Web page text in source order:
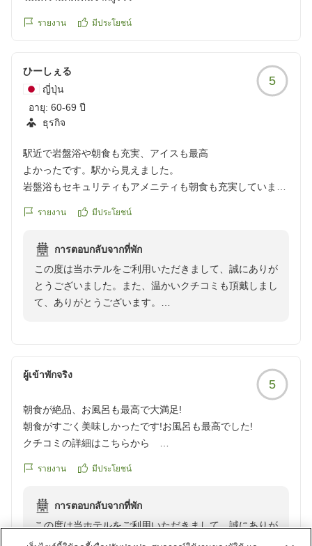
รายงาน มีประโยชน์
ひーしぇる
ญี่ปุ่น
อายุ: 60-69 ปี
ธุรกิจ
5
駅近で岩盤浴や朝食も充実、アイスも最高
よかったです。駅から見えました。
岩盤浴もセキュリティもアメニティも朝食も充実していまし
また機会があれば是非いきたいです。
クチコミの詳細はこちらから
https://review.travel.rakuten.co.jp/hotel/voice/136287?
reviewId=33123478238814
รายงาน มีประโยชน์
การตอบกลับจากที่พัก
この度は当ホテルをご利用いただきまして、誠にありが
とうございました。また、温かいクチコミも頂戴しまし
て、ありがとうございます。
す。迷わずご来館いただけたようで安心いたしました。
湯上がりのアイスキャンディは、お子様から大人の方ま
で、大変ご好評いただいております。味も何種類かある
ので、また是非お試しください。
またのご来館をスタッフ一同心よりお待ちしておりま
ホテル ココ・グラン高崎
フロント 土屋
ผู้เข้าพักจริง
5
朝食が絶品、お風呂も最高で大満足!
朝食がすごく美味しかったです!お風呂も最高でした!
クチコミの詳細はこちらから
reviewId=33123478233176
รายงาน มีประโยชน์
การตอบกลับจากที่พัก
この度は当ホテルをご利用いただきまして、誠にありが
とうございました。